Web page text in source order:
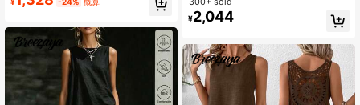
4.91
ィット エレガントなバケーション 快
ントなホリデー
ーとホワイトのストライプ柄ストレ
ートレッグパンツ、刺繍入りラウン
¥2,044